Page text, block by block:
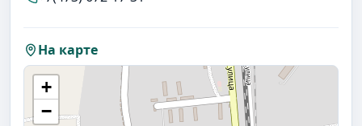
На карте
+
−